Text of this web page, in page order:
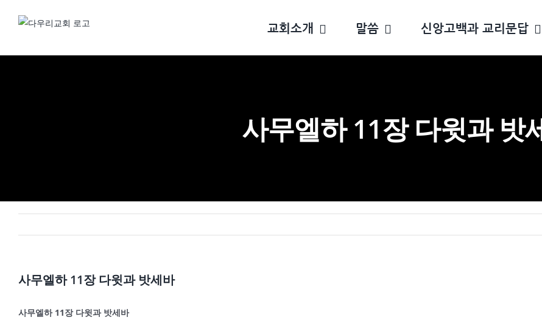
교회소개 말씀 신앙고백과 교리문답
사무엘하 11장 다윗과 밧
사무엘하 11장 다윗과 밧세바
사무엘하 11장 다윗과 밧세바